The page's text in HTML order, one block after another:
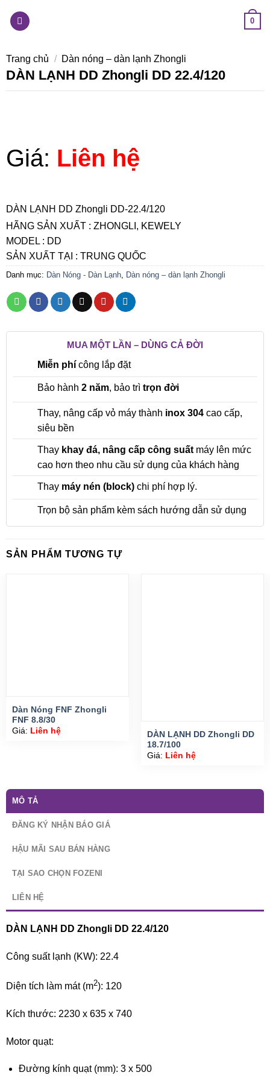
0
Trang chủ / Dàn nóng – dàn lạnh Zhongli
DÀN LẠNH DD Zhongli DD 22.4/120
Giá: Liên hệ
DÀN LẠNH DD Zhongli DD-22.4/120
HÃNG SẢN XUẤT : ZHONGLI, KEWELY
MODEL : DD
SẢN XUẤT TẠI : TRUNG QUỐC
Danh mục: Dàn Nóng - Dàn Lạnh, Dàn nóng – dàn lạnh Zhongli
MUA MỘT LẦN – DÙNG CẢ ĐỜI
Miễn phícông lắp đặt
Bảo hành 2 năm, bảo trì trọn đời
Thay, nâng cấp vỏ máy thành inox 304cao cấp,
siêu bền
Thay khay đá, nâng cấp công suấtmáy lên mức
cao hơn theo nhu cầu sử dụng của khách hàng
Thaymáy nén (block)chi phí hợp lý.
Trọn bộ sản phẩm kèm sách hướng dẫn sử dụng
SẢN PHẨM TƯƠNG TỰ
Dàn Nóng FNF Zhongli
FNF 8.8/30
Giá: Liên hệ
DÀN LẠNH DD Zhongli DD
18.7/100
Giá: Liên hệ
MÔ TẢ
ĐĂNG KÝ NHẬN BÁO GIÁ
HẬU MÃI SAU BÁN HÀNG
TẠI SAO CHỌN FOZENI
LIÊN HỆ
DÀN LẠNH DD Zhongli DD 22.4/120
Công suất lạnh (KW): 22.4
Diện tích làm mát (m2): 120
Kích thước: 2230 x 635 x 740
Motor quạt:
Đường kính quạt (mm): 3 x 500